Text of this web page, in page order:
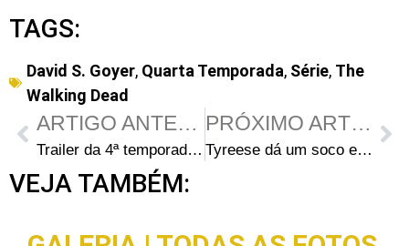
TAGS:
David S. Goyer, Quarta Temporada, Série, The
Walking Dead
ARTIGO ANTERIOR
Trailer da 4ª temporada de The Walking Dead LEGENDADO
PRÓXIMO ARTIGO
Tyreese dá um soco em Rick! Carl alcança a puberdade! E outras coisas que aprendemos no painel de The Walking Dead na Comic Con 2013
VEJA TAMBÉM: